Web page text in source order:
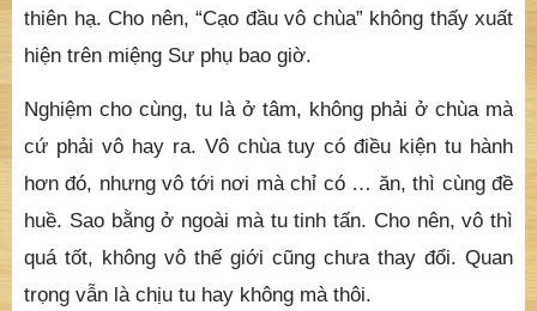
thiên hạ. Cho nên, “Cạo đầu vô chùa” không thấy xuất
hiện trên miệng Sư phụ bao giờ.
Nghiệm cho cùng, tu là ở tâm, không phải ở chùa mà
cứ phải vô hay ra. Vô chùa tuy có điều kiện tu hành
hơn đó, nhưng vô tới nơi mà chỉ có … ăn, thì cùng đề
huề. Sao bằng ở ngoài mà tu tinh tấn. Cho nên, vô thì
quá tốt, không vô thế giới cũng chưa thay đổi. Quan
trọng vẫn là chịu tu hay không mà thôi.